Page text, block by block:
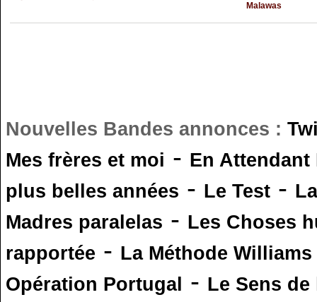
Malawas
Nouvelles Bandes annonces :
Mes frères et moi - En
plus belles années - Le Test -
Madres paralelas - Les Choses
rapportée - La Méthode Williams
Opération Portugal - Le Sens